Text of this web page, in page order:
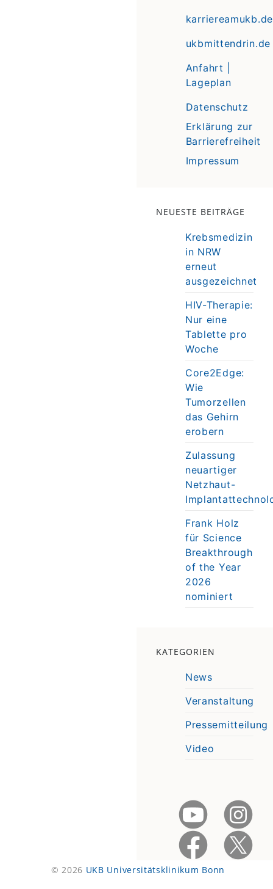
karriereamukb.de
ukbmittendrin.de
Anfahrt |
Lageplan
Datenschutz
Erklärung zur
Barrierefreiheit
Impressum
NEUESTE BEITRÄGE
Krebsmedizin
in NRW
erneut
ausgezeichnet
HIV-Therapie:
Nur eine
Tablette pro
Woche
Core2Edge:
Wie
Tumorzellen
das Gehirn
erobern
Zulassung
neuartiger
Netzhaut-
Frank Holz
für Science
Breakthrough
of the Year
2026
nominiert
KATEGORIEN
News
Veranstaltung
Pressemitteilung
Video
© 2026 UKB Universitätsklinikum Bonn